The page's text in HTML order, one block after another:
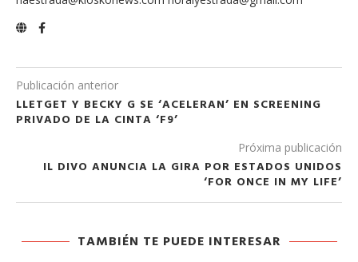
Publicación anterior
LLETGET Y BECKY G SE ‘ACELERAN’ EN SCREENING
PRIVADO DE LA CINTA ‘F9’
Próxima publicación
IL DIVO ANUNCIA LA GIRA POR ESTADOS UNIDOS
‘FOR ONCE IN MY LIFE’
TAMBIÉN TE PUEDE INTERESAR